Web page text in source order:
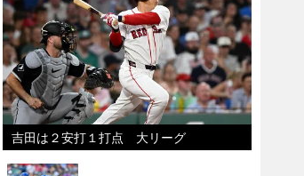
吉田は２安打１打点 大リーグ